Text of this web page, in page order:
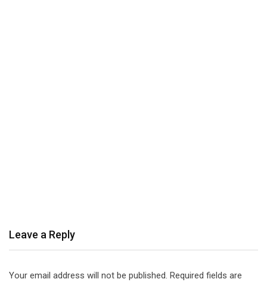
Leave a Reply
Your email address will not be published. Required fields are